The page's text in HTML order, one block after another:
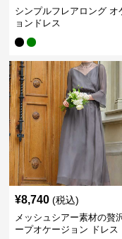
シンプルフレアロング オ
ョンドレス
¥8,740 (税込)
メッシュシアー素材の贅
ープオケージョン ドレス